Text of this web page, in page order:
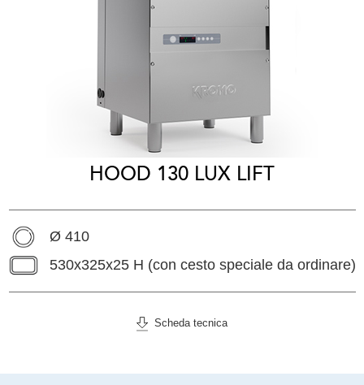
HOOD 130 LUX LIFT
Ø 410
530x325x25 H (con cesto speciale da ordinare)
Scheda tecnica